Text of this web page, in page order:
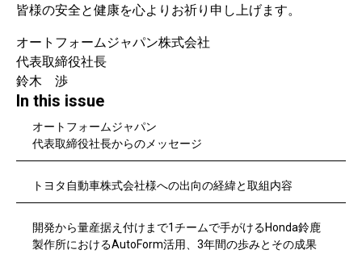
皆様の安全と健康を心よりお祈り申し上げます。
オートフォームジャパン株式会社
代表取締役社長
鈴木 渉
In this issue
オートフォームジャパン
代表取締役社長からのメッセージ
トヨタ自動車株式会社様への出向の経緯と取組内容
開発から量産据え付けまで1チームで手がけるHonda鈴鹿
製作所におけるAutoForm活用、3年間の歩みとその成果